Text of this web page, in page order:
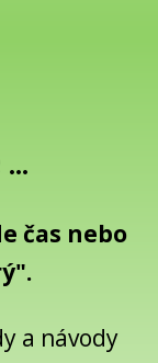
čas nebo
a návody